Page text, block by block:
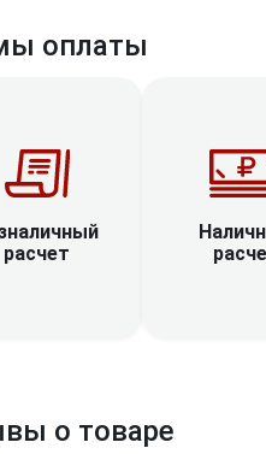
оплаты
расчет
о товаре